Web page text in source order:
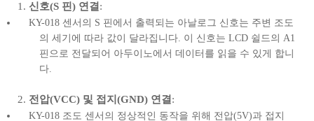
신호(S 핀) 연결 :
KY-018 센서의 S 핀에서 출력되는 아날로그 신호는 주변 조도
의 세기에 따라 값이 달라집니다. 이 신호는 LCD 쉴드의 A1
핀으로 전달되어 아두이노에서 데이터를 읽을 수 있게 합니
다.
전압(VCC) 및 접지(GND) 연결 :
KY-018 조도 센서의 정상적인 동작을 위해 전압(5V)과 접지